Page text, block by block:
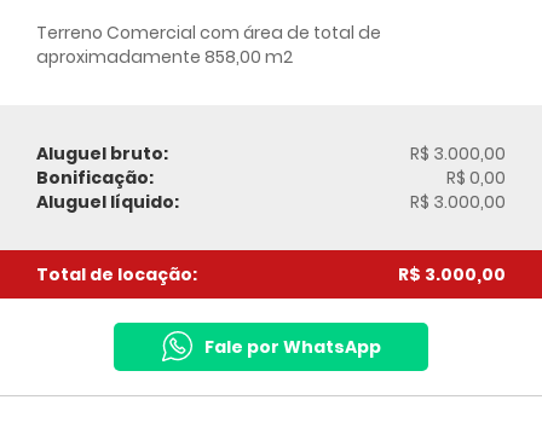
Terreno Comercial com área de total de
aproximadamente 858,00 m2
Aluguel bruto:
R$ 3.000,00
Bonificação:
R$ 0,00
Aluguel líquido:
R$ 3.000,00
Total de locação: R$ 3.000,00
Fale por WhatsApp